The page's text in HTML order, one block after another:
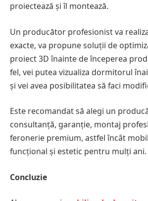
proiectează și îl montează.
Un producător profesionist va
exacte, va propune soluții de
proiect 3D înainte de începerea
fel, vei putea vizualiza dormitorul
și vei avea posibilitatea să faci
Este recomandat să alegi un
consultanță, garanție, montaj
feronerie premium, astfel încât
funcțional și estetic pentru mulți ani.
Concluzie